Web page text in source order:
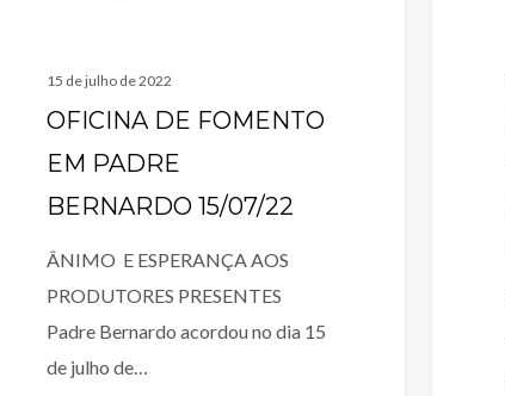
15 de julho de 2022
OFICINA DE FOMENTO
EM PADRE
BERNARDO 15/07/22
ÂNIMO E ESPERANÇA AOS
PRODUTORES PRESENTES
Padre Bernardo acordou no dia 15
de julho de…